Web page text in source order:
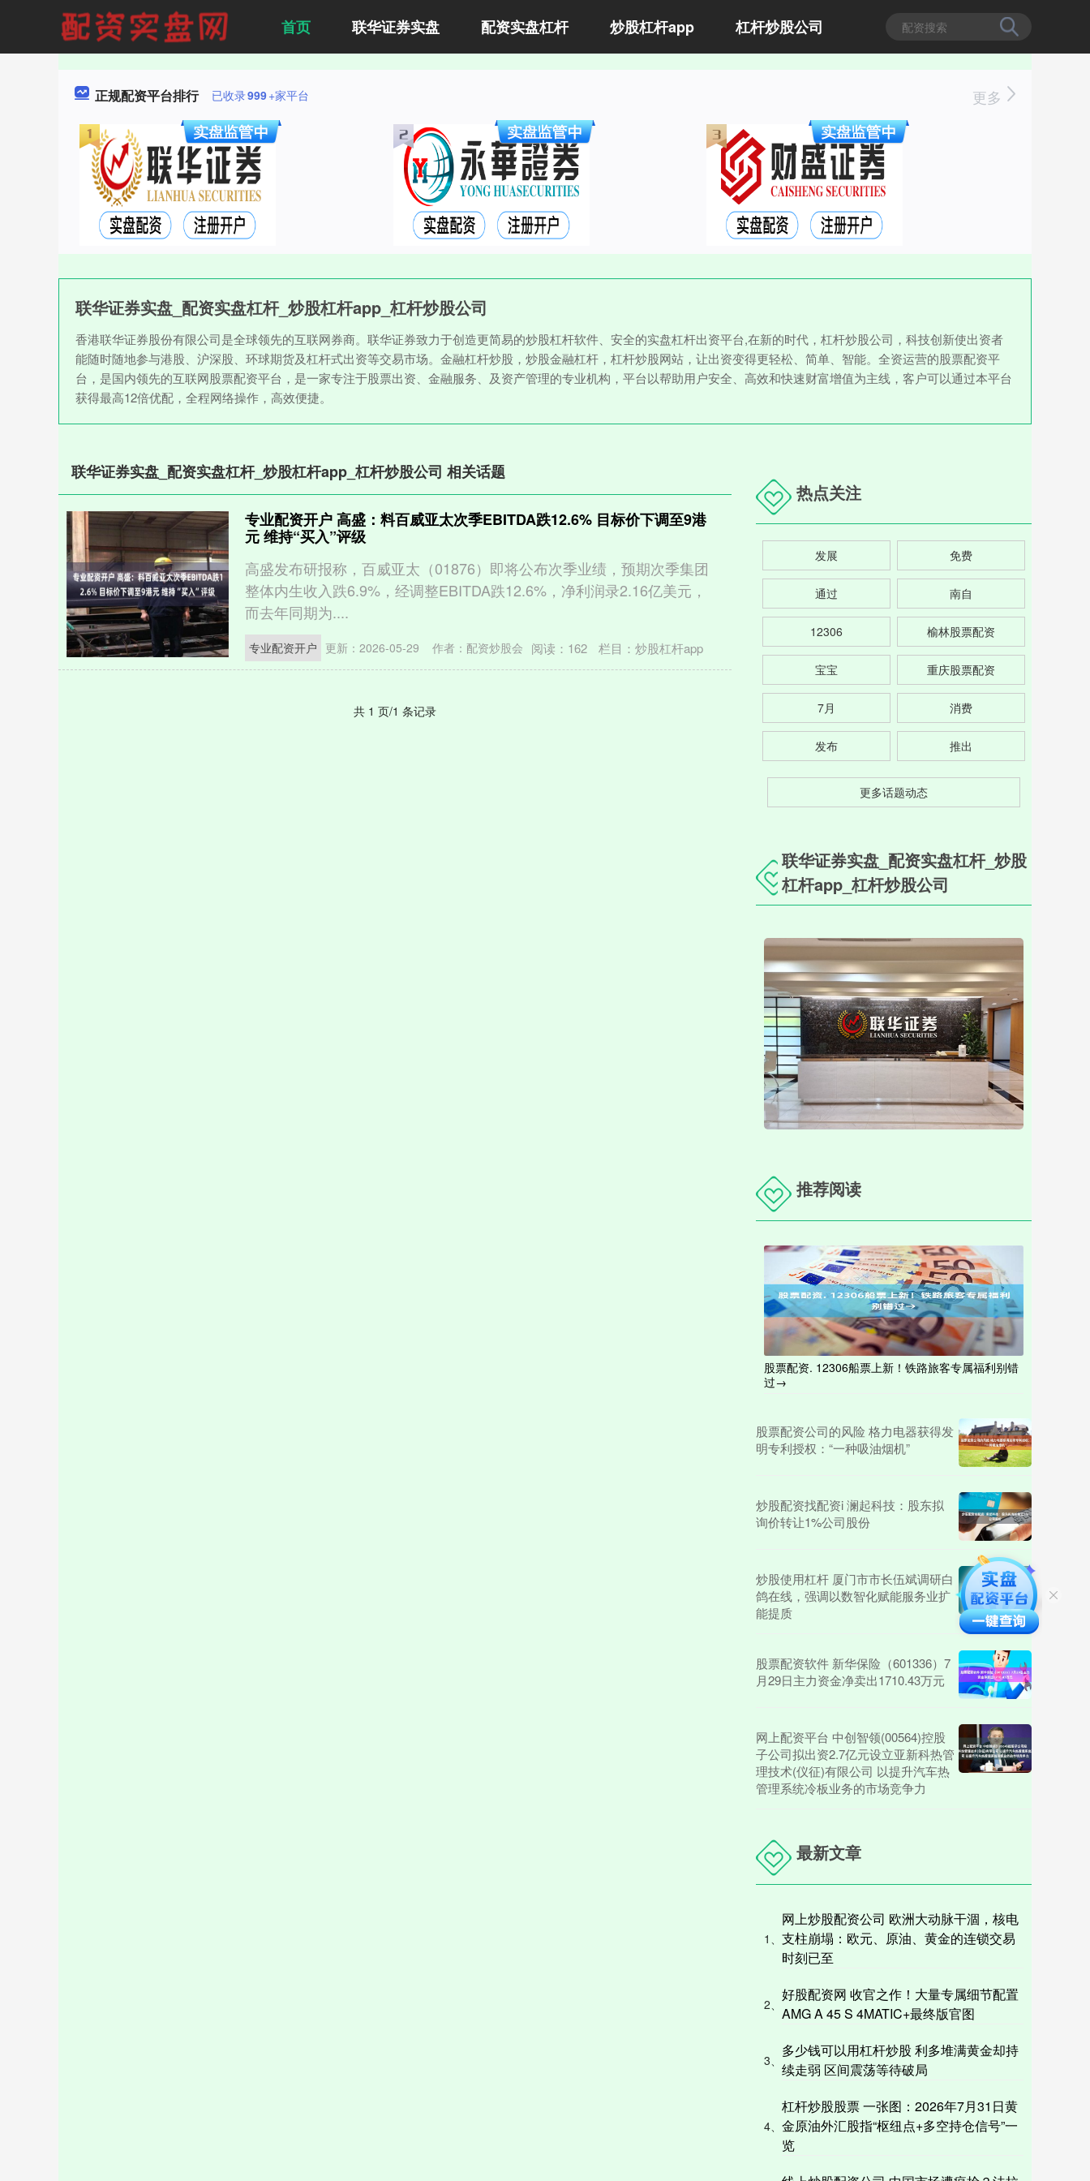
首页 联华证券实盘 配资实盘杠杆 炒股杠杆app 杠杆炒股公司
正规配资平台排行 已收录999+家平台 更多
联华证券实盘_配资实盘杠杆_炒股杠杆app_杠杆炒股公司
香港联华证券股份有限公司是全球领先的互联网券商。联华证券致力于创造更简易的炒股杠杆软件、安全的实盘杠杆出资平台,在新的时代，杠杆炒股公司，科技创新使出资者
能随时随地参与港股、沪深股、环球期货及杠杆式出资等交易市场。金融杠杆炒股，炒股金融杠杆，杠杆炒股网站，让出资变得更轻松、简单、智能。全资运营的股票配资平
台，是国内领先的互联网股票配资平台，是一家专注于股票出资、金融服务、及资产管理的专业机构，平台以帮助用户安全、高效和快速财富增值为主线，客户可以通过本平台
获得最高12倍优配，全程网络操作，高效便捷。
联华证券实盘_配资实盘杠杆_炒股杠杆app_杠杆炒股公司 相关话题
专业配资开户 高盛：料百威亚太次季EBITDA跌12.6% 目标价下调至9港
元 维持“买入”评级
高盛发布研报称，百威亚太（01876）即将公布次季业绩，预期次季集团
整体内生收入跌6.9%，经调整EBITDA跌12.6%，净利润录2.16亿美元，
而去年同期为....
专业配资开户 更新：2026-05-29 作者：配资炒股会 阅读： 162 栏目： 炒股杠杆app
共 1 页/1 条记录
热点关注
发展 免费
通过 南自
12306 榆林股票配资
宝宝 重庆股票配资
7月 消费
发布 推出
更多话题动态
联华证券实盘_配资实盘杠杆_炒股
杠杆app_杠杆炒股公司
推荐阅读
股票配资. 12306船票上新！铁路旅客专属福利别错
过→
股票配资公司的风险 格力电器获得发
明专利授权：“一种吸油烟机”
炒股配资找配资i 澜起科技：股东拟
询价转让1%公司股份
炒股使用杠杆 厦门市市长伍斌调研白
鸽在线，强调以数智化赋能服务业扩
能提质
股票配资软件 新华保险（601336）7
月29日主力资金净卖出1710.43万元
网上配资平台 中创智领(00564)控股
子公司拟出资2.7亿元设立亚新科热管
理技术(仪征)有限公司 以提升汽车热
管理系统冷板业务的市场竞争力
最新文章
1、
网上炒股配资公司 欧洲大动脉干涸，核电
支柱崩塌：欧元、原油、黄金的连锁交易
时刻已至
2、
好股配资网 收官之作！大量专属细节配置
AMG A 45 S 4MATIC+最终版官图
3、
多少钱可以用杠杆炒股 利多堆满黄金却持
续走弱 区间震荡等待破局
4、
杠杆炒股股票 一张图：2026年7月31日黄
金原油外汇股指“枢纽点+多空持仓信号”一
览